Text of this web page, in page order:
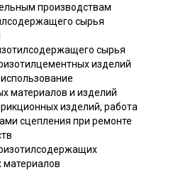
производствам
сырья
сырья
изделий
материалов и изделий
изделий, работа
сцепления при ремонте
материалов